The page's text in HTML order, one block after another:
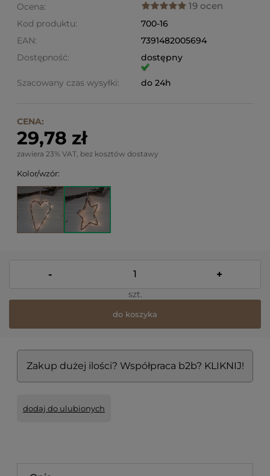
Ocena: 19 ocen
Kod produktu:
700-16
EAN:
7391482005694
Dostępność:
dostępny
Szacowany czas wysyłki: do 24h
CENA:
29,78 zł
zawiera 23% VAT, bez kosztów dostawy
Kolor/wzór:
- +
szt.
do koszyka
Zakup dużej ilości? Współpraca b2b? KLIKNIJ!
dodaj do ulubionych